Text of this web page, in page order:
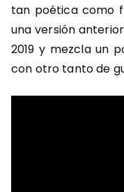
tan poética como
una versión
2019 y mezcla un
con otro tanto de